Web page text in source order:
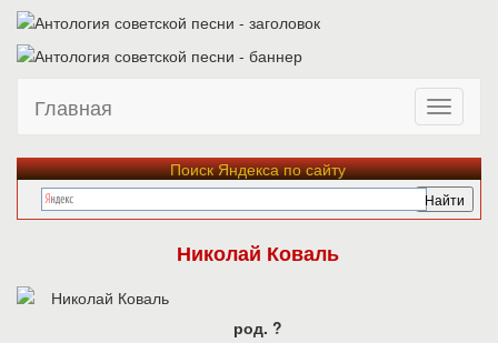
Главная
Поиск Яндекса по сайту
Николай Коваль
род. ?